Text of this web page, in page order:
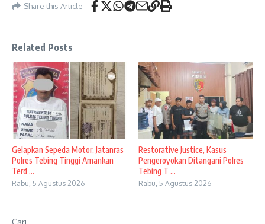
Share this Article
Related Posts
Gelapkan Sepeda Motor, Jatanras
Polres Tebing Tinggi Amankan
Terd ...
Rabu, 5 Agustus 2026
Restorative Justice, Kasus
Pengeroyokan Ditangani Polres
Tebing T ...
Rabu, 5 Agustus 2026